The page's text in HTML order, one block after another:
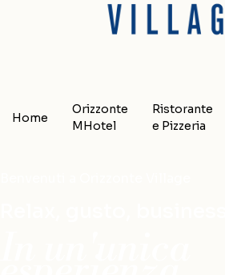
Home
Orizzonte
MHotel
Ristorante
e Pizzeria